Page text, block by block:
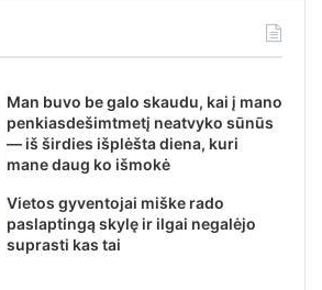
Man buvo be galo skaudu, kai į mano
penkiasdešimtmetį neatvyko sūnūs
— iš širdies išplėšta diena, kuri
mane daug ko išmokė
Vietos gyventojai miške rado
paslaptingą skylę ir ilgai negalėjo
suprasti kas tai